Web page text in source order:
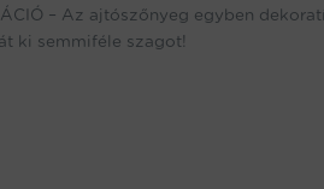
– Az ajtószőnyeg egyben
ki semmiféle szagot!